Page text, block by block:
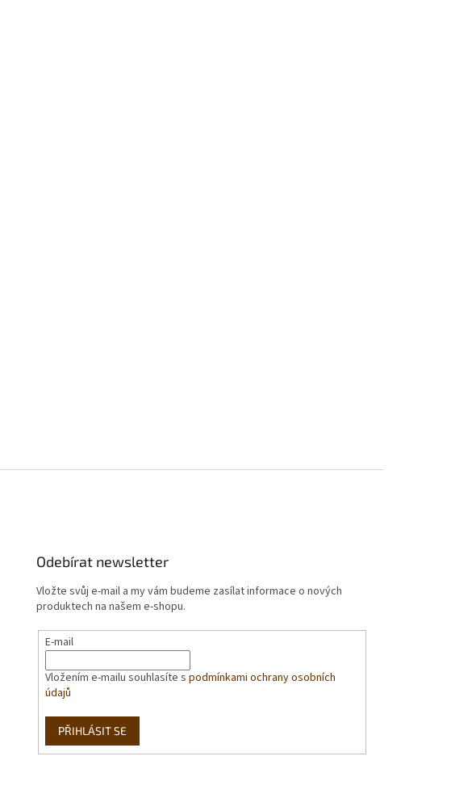
Odebírat newsletter
Vložte svůj e-mail a my vám budeme zasílat informace o nových
produktech na našem e-shopu.
E-mail
Vložením e-mailu souhlasíte spodmínkami ochrany osobních
údajů
PŘIHLÁSIT SE